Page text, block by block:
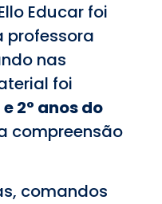
Educar foi
professora
nas
foi
e 2° anos do
compreensão
comandos